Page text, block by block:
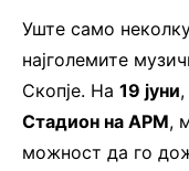
Уште само
најголемите
Скопје. На 19 јуни
Стадион на АРМ,
можност да го